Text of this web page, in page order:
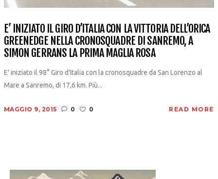
E’ INIZIATO IL GIRO D’ITALIA CON LA VITTORIA DELL’ORICA
GREENEDGE NELLA CRONOSQUADRE DI SANREMO, A
SIMON GERRANS LA PRIMA MAGLIA ROSA
E' iniziato il 98° Giro d'Italia con la cronosquadre da San Lorenzo al
Mare a Sanremo, di 17,6 km. Più...
MAGGIO 9, 2015 0 0 READ MORE